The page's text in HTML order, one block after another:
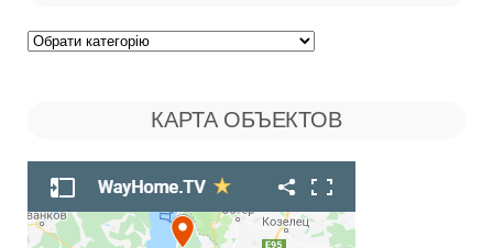
Поиск
КАРТА ОБЪЕКТОВ